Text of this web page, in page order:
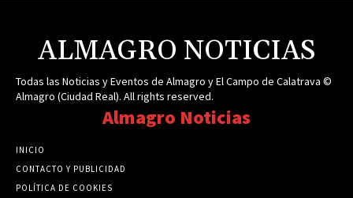
ALMAGRO NOTICIAS
Todas las Noticias y Eventos de Almagro y El Campo de Calatrava ©
Almagro (Ciudad Real). All rights reserved.
Almagro Noticias
INICIO
CONTACTO Y PUBLICIDAD
POLÍTICA DE COOKIES